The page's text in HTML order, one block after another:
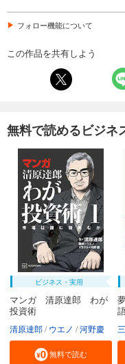
フォロー機能について
この作品を共有しよう
無料で読めるビジネ
ビジネス・実用
マンガ 清原達郎 わが
投資術
清原達郎 ウエノ 河野慶
無料で読む